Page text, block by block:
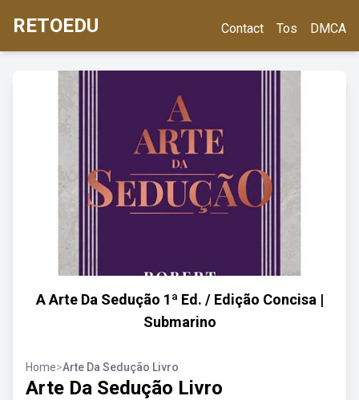
RETOEDU Contact Tos DMCA
A Arte Da Sedução 1ª Ed. / Edição Concisa |
Submarino
Home>Arte Da Sedução Livro
Arte Da Sedução Livro